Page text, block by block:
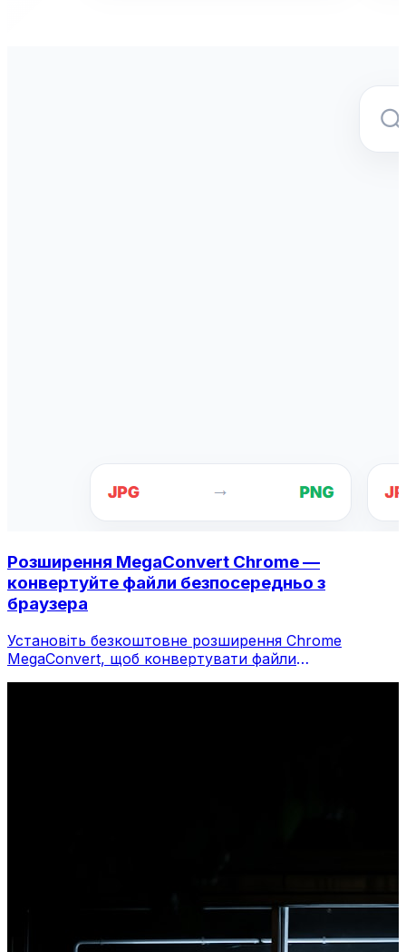
Розширення MegaConvert Chrome —
конвертуйте файли безпосередньо з
браузера
Установіть безкоштовне розширення Chrome
MegaConvert, щоб конвертувати файли